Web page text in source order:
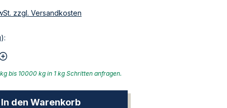
zzgl. Versandkosten
bis 10000 kg in 1 kg Schritten anfragen.
In den Warenkorb